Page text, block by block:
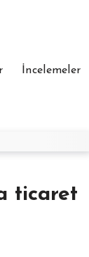
İncelemeler
ticaret